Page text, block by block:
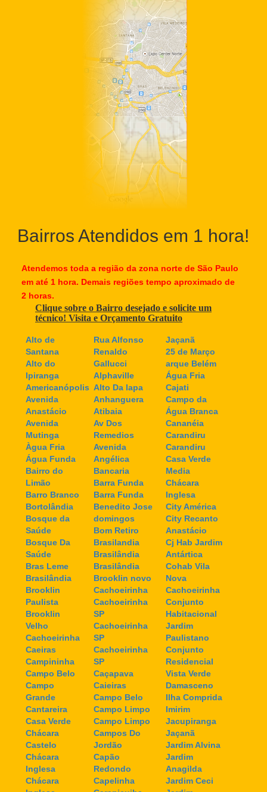
Bairros Atendidos em 1 hora!
Atendemos toda a região da zona norte de São Paulo
em até 1 hora. Demais regiões tempo aproximado de
2 horas.
Clique sobre o Bairro desejado e solicite um
técnico! Visita e Orçamento Gratuito
Alto de
Santana
Alto do
Ipiranga
Americanópolis
Avenida
Anastácio
Avenida
Mutinga
Àgua Fria
Água Funda
Bairro do
Limão
Barro Branco
Bortolândia
Bosque da
Saúde
Bosque Da
Saúde
Bras Leme
Brasilândia
Brooklin
Paulista
Brooklin
Velho
Cachoeirinha
Caeiras
Campininha
Campo Belo
Campo
Grande
Cantareira
Casa Verde
Chácara
Castelo
Chácara
Inglesa
Chácara
Rua Alfonso
Renaldo
Gallucci
Alphaville
Alto Da lapa
Anhanguera
Atibaia
Av Dos
Remedios
Avenida
Angélica
Bancaria
Barra Funda
Barra Funda
Benedito Jose
domingos
Bom Retiro
Brasilandia
Brasilândia
Brasilândia
Brooklin novo
Cachoeirinha
Cachoeirinha
SP
Cachoeirinha
SP
Cachoeirinha
SP
Caçapava
Caieiras
Campo Belo
Campo Limpo
Campo Limpo
Campos Do
Jordão
Capão
Redondo
Capelinha
Jaçanã
25 de Março
arque Belém
Água Fria
Cajati
Campo da
Água Branca
Cananéia
Carandiru
Carandiru
Casa Verde
Media
Chácara
Inglesa
City América
City Recanto
Anastácio
Cj Hab Jardim
Antártica
Cohab Vila
Nova
Cachoeirinha
Conjunto
Habitacional
Jardim
Paulistano
Conjunto
Residencial
Vista Verde
Damasceno
Ilha Comprida
Imirim
Jacupiranga
Jaçanã
Jardim Alvina
Jardim
Anagilda
Jardim Ceci